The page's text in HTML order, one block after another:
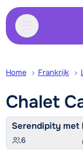
Home Frankrijk
Chalet
Serendipity met
6